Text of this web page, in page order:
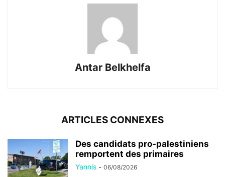
Antar Belkhelfa
ARTICLES CONNEXES
Des candidats pro-palestiniens
remportent des primaires
Yannis - 06/08/2026